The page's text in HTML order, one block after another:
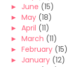
► June (15)
► May (18)
► April (11)
► March (11)
► February (15)
► January (12)